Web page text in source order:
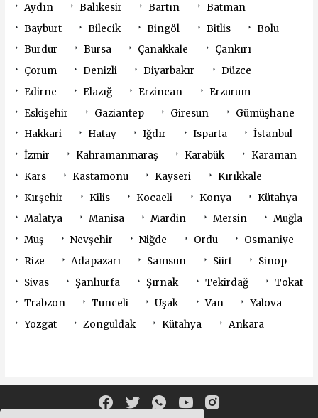
Aydın
Balıkesir Bartın
Batman
Bayburt
Bilecik Bingöl Bitlis
Bolu
Burdur
Bursa Çanakkale
Çankırı
Çorum
Denizli Diyarbakır
Düzce
Edirne
Elazığ Erzincan
Erzurum
Eskişehir
Gaziantep Giresun
Gümüşhane
Hakkari
Hatay Iğdır Isparta
İstanbul
İzmir
Kahramanmaraş Karabük
Karaman
Kars
Kastamonu Kayseri
Kırıkkale
Kırşehir
Kilis Kocaeli Konya
Kütahya
Malatya
Manisa Mardin Mersin
Muğla
Muş
Nevşehir Niğde Ordu
Osmaniye
Rize
Adapazarı Samsun Siirt
Sinop
Sivas
Şanlıurfa Şırnak Tekirdağ
Tokat
Trabzon
Tunceli Uşak Van
Yalova
Yozgat
Zonguldak Kütahya Ankara